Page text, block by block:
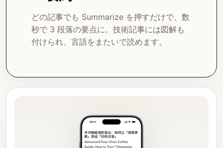
どの記事でも Summarize を押すだけで、数
秒で 3 段落の要点に。技術記事には図解も
付けられ、言語をまたいで読めます。